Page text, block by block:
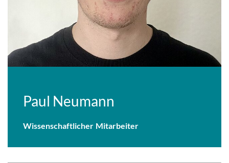
Paul Neumann
Wissenschaftlicher Mitarbeiter